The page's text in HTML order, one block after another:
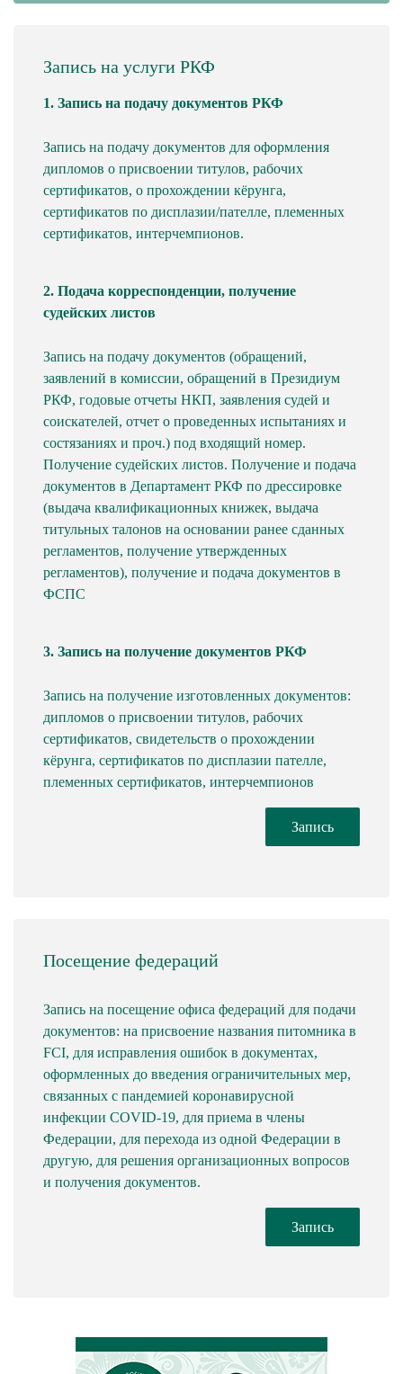
Запись на услуги РКФ
1. Запись на подачу документов РКФ
Запись на подачу документов для оформления
дипломов о присвоении титулов, рабочих
сертификатов, о прохождении кёрунга,
сертификатов по дисплазии/пателле, племенных
сертификатов, интерчемпионов.
2. Подача корреспонденции, получение
судейских листов
Запись на подачу документов (обращений,
заявлений в комиссии, обращений в Президиум
РКФ, годовые отчеты НКП, заявления судей и
соискателей, отчет о проведенных испытаниях и
состязаниях и проч.) под входящий номер.
Получение судейских листов. Получение и подача
документов в Департамент РКФ по дрессировке
(выдача квалификационных книжек, выдача
титульных талонов на основании ранее сданных
регламентов, получение утвержденных
регламентов), получение и подача документов в
ФСПС
3. Запись на получение документов РКФ
Запись на получение изготовленных документов:
дипломов о присвоении титулов, рабочих
сертификатов, свидетельств о прохождении
кёрунга, сертификатов по дисплазии пателле,
племенных сертификатов, интерчемпионов
Запись
Посещение федераций
Запись на посещение офиса федераций для подачи
документов: на присвоение названия питомника в
FCI, для исправления ошибок в документах,
оформленных до введения ограничительных мер,
связанных с пандемией коронавирусной
инфекции COVID-19, для приема в члены
Федерации, для перехода из одной Федерации в
другую, для решения организационных вопросов
и получения документов.
Запись